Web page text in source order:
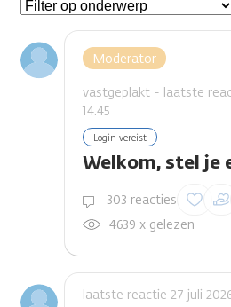
Gespreksonderwerpen
Moderator
vastgeplakt - laatste
14.45
Login vereist
Welkom, stel je
303 reacties
reactie
4639 x gelezen
laatste reactie 27 juli